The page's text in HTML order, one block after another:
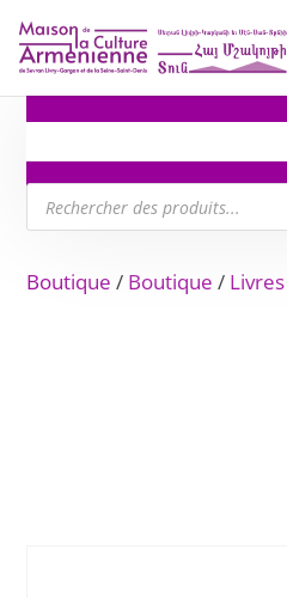
Recherche
de
produits
Boutique / Boutique / Livres